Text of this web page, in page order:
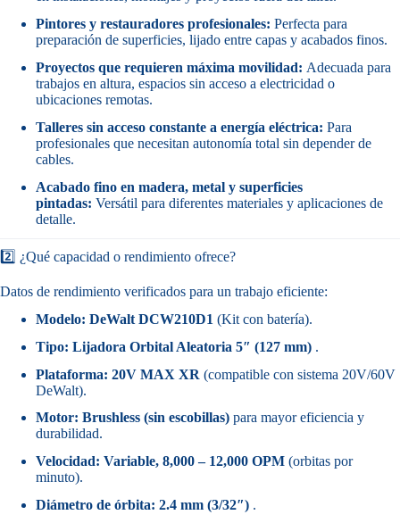
Pintores y restauradores profesionales: Perfecta para
preparación de superficies, lijado entre capas y acabados finos.
Proyectos que requieren máxima movilidad: Adecuada para
trabajos en altura, espacios sin acceso a electricidad o
ubicaciones remotas.
Talleres sin acceso constante a energía eléctrica: Para
profesionales que necesitan autonomía total sin depender de
cables.
Acabado fino en madera, metal y superficies
pintadas: Versátil para diferentes materiales y aplicaciones de
detalle.
2️⃣ ¿Qué capacidad o rendimiento ofrece?
Datos de rendimiento verificados para un trabajo eficiente:
Modelo: DeWalt DCW210D1 (Kit con batería).
Tipo: Lijadora Orbital Aleatoria 5″ (127 mm) .
Plataforma: 20V MAX XR (compatible con sistema 20V/60V
DeWalt).
Motor: Brushless (sin escobillas) para mayor eficiencia y
durabilidad.
Velocidad: Variable, 8,000 – 12,000 OPM (orbitas por
minuto).
Diámetro de órbita: 2.4 mm (3/32″) .